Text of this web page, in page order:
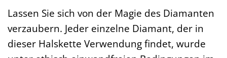
Lassen Sie sich von der Magie des Diamanten
verzaubern. Jeder einzelne Diamant, der in
dieser Halskette Verwendung findet, wurde